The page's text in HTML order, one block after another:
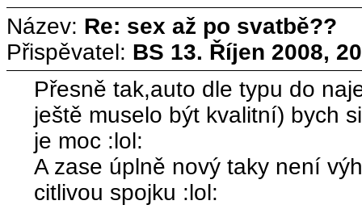
Název: Re: sex až po svatbě??
Přispěvatel: BS 13. Říjen 2008,
Přesně tak,auto dle typu do
ještě muselo být kvalitní) bych
je moc :lol:
A zase úplně nový taky není
citlivou spojku :lol: